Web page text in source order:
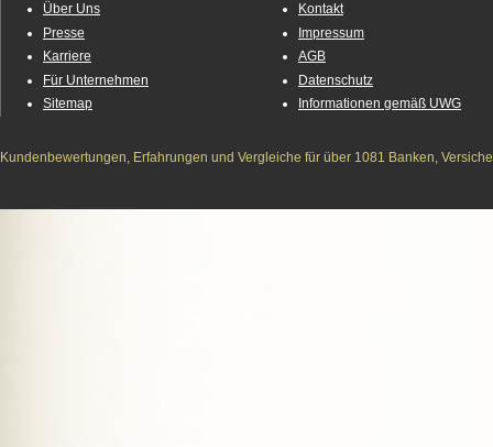
Über Uns
Presse
Karriere
Für Unternehmen
Sitemap
Kontakt
Impressum
AGB
Datenschutz
Informationen gemäß UWG
Kundenbewertungen, Erfahrungen und Vergleiche für über 1081 Banken,